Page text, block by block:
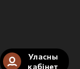
Уласны
кабінет